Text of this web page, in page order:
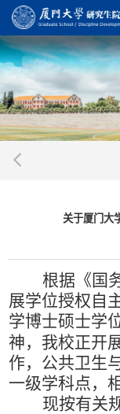
关于厦门大
根据《国
展学位授权自
学博士硕士学
神，我校正开
作， 公共卫生
一级学科点，
现按有关